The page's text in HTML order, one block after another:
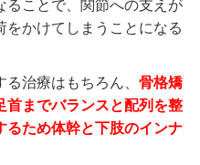
ることで、関節への支えが
をかけてしまうことになる
る治療はもちろん、骨格矯
首までバランスと配列を整
るため体幹と下肢のインナ